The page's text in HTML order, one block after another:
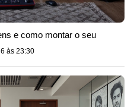
e como montar o seu
às 23:30